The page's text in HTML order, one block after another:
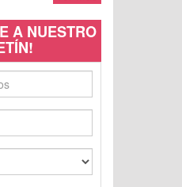
A NUESTRO